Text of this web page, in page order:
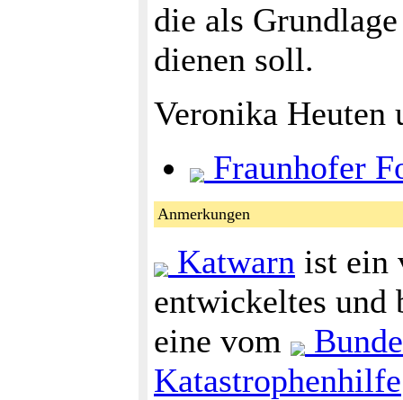
die als
dienen soll.
Veronika Heuten
Fraunhofer
Anmerkungen
Katwarn ist ein
entwickeltes und
eine vom
Katastrophenhilfe